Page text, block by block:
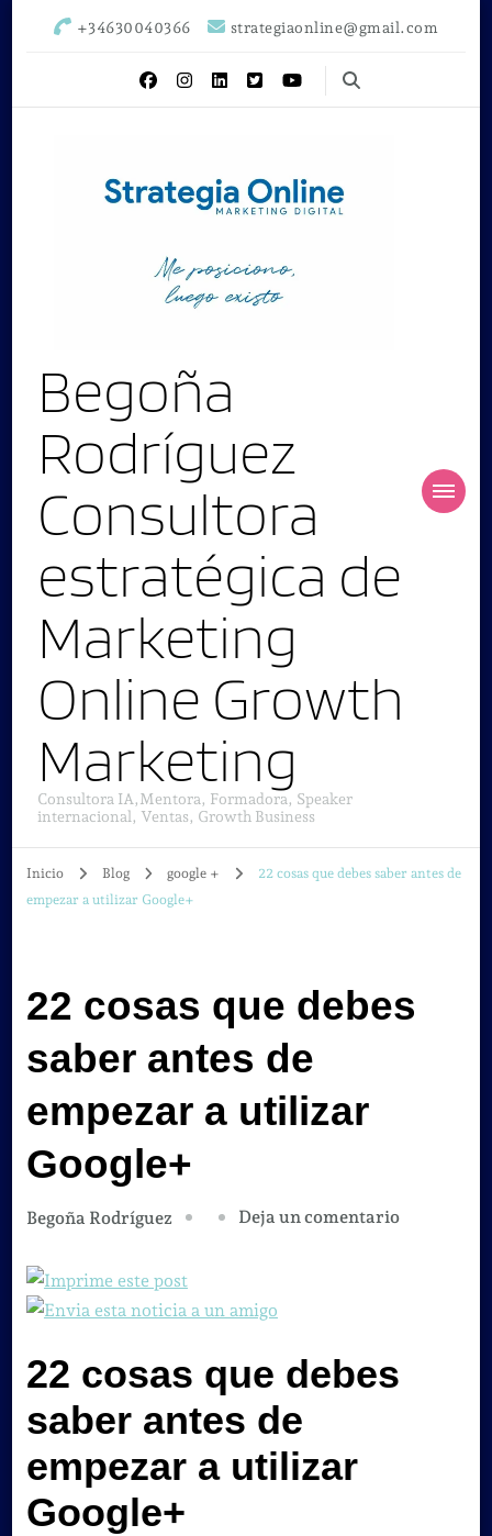
+34630040366 strategiaonline@gmail.com
Begoña
Rodríguez
Consultora
estratégica de
Marketing
Online Growth
Marketing
Consultora IA,Mentora, Formadora, Speaker
internacional, Ventas, Growth Business
Inicio Blog google +
22 cosas que debes saber antes de
empezar a utilizar Google+
22 cosas que debes
saber antes de
empezar a utilizar
Google+
Begoña Rodríguez Deja un comentarioen
22 cosas que debes
saber antes de
empezar a utilizar
Google+